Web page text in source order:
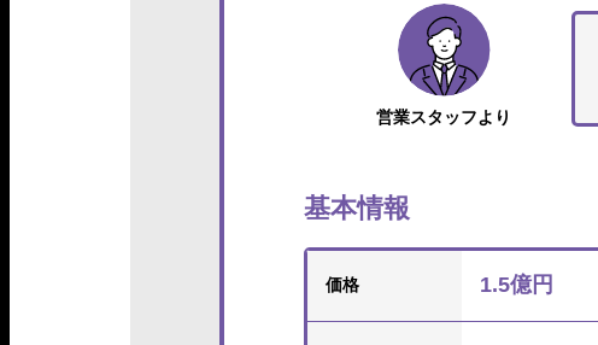
営業スタッフより
基本情報
価格 1.5億円